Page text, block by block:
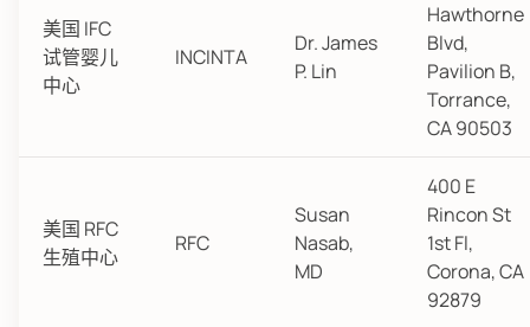
美国 IFC
试管婴儿
中心
INCINTA
Dr. James
P. Lin
Hawthorne
Blvd,
Pavilion B,
Torrance,
CA 90503
美国 RFC
生殖中心
RFC
Susan
Nasab,
MD
400 E
Rincon St
1st Fl,
Corona, CA
92879